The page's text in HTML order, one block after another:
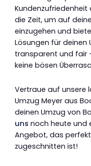
Kundenzufriedenheit
die Zeit, um auf
einzugehen und
Lösungen für deinen
transparent und fair
keine bösen
Vertraue auf unsere
Umzug Meyer aus
deinen Umzug von
uns noch heute und
Angebot, das
zugeschnitten ist!